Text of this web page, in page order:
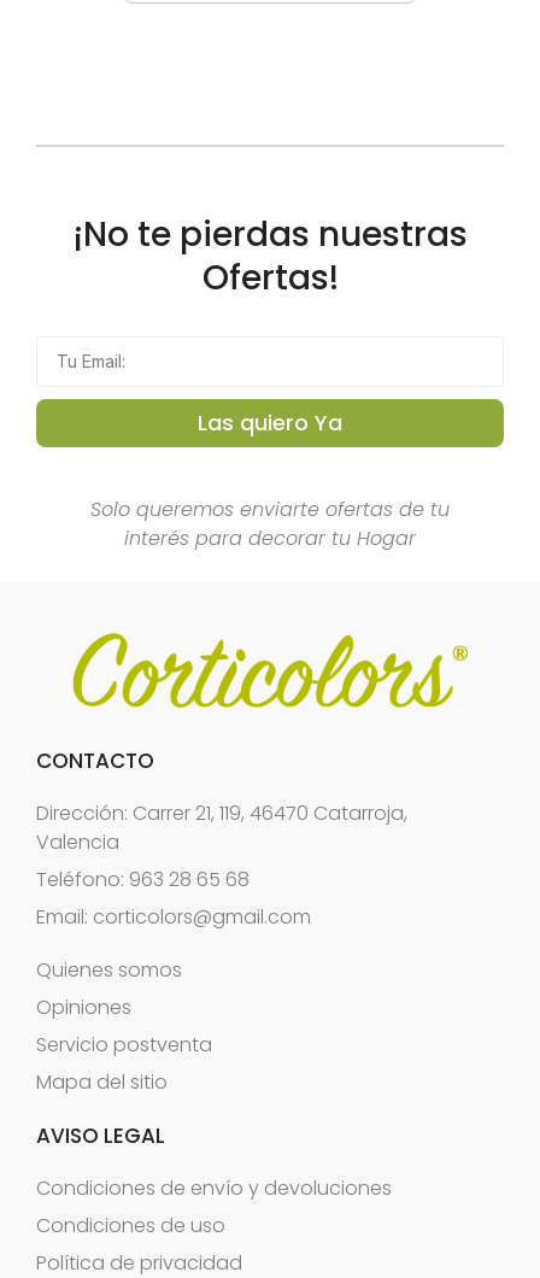
¡No te pierdas nuestras
Ofertas!
Las quiero Ya
Solo queremos enviarte ofertas de tu
interés para decorar tu Hogar
CONTACTO
Dirección: Carrer 21, 119, 46470 Catarroja,
Valencia
Teléfono: 963 28 65 68
Email: corticolors@gmail.com
Quienes somos
Opiniones
Servicio postventa
Mapa del sitio
AVISO LEGAL
Condiciones de envío y devoluciones
Condiciones de uso
Política de privacidad